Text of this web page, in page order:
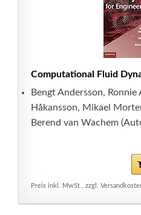
Computational Fluid
Bengt Andersson, Ronnie
Håkansson, Mikael
Berend van Wachem
Preis inkl. MwSt., zzgl.